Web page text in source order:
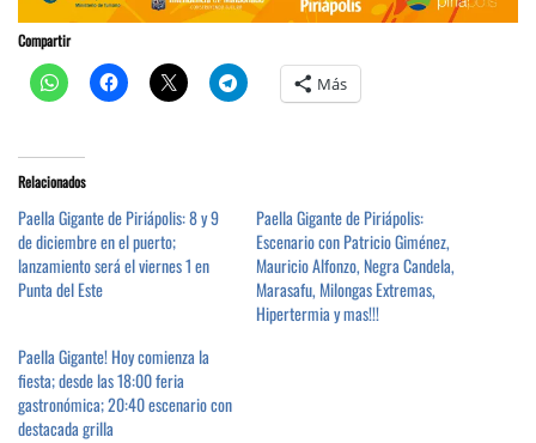
Compartir
Más
Relacionados
Paella Gigante de Piriápolis: 8 y 9
de diciembre en el puerto;
lanzamiento será el viernes 1 en
Punta del Este
Paella Gigante de Piriápolis:
Escenario con Patricio Giménez,
Mauricio Alfonzo, Negra Candela,
Marasafu, Milongas Extremas,
Hipertermia y mas!!!
Paella Gigante! Hoy comienza la
fiesta; desde las 18:00 feria
gastronómica; 20:40 escenario con
destacada grilla